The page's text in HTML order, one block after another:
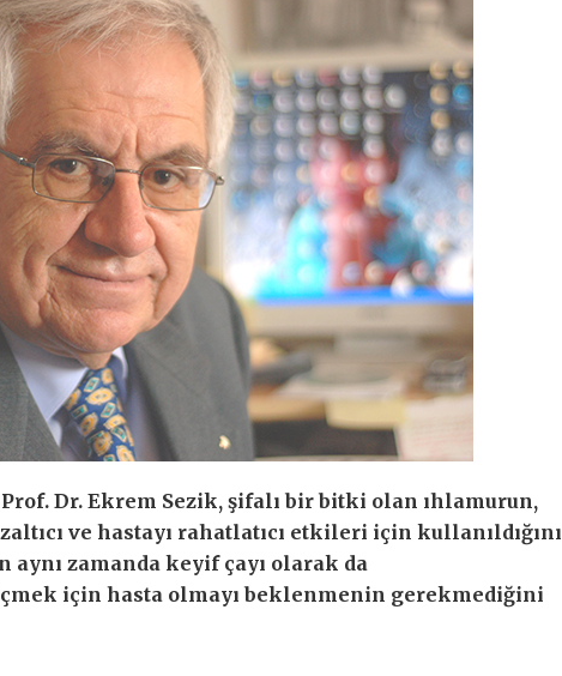
Dr. Ekrem Sezik, şifalı bir bitki olan ıhlamurun,
ve hastayı rahatlatıcı etkileri için kullanıldığını
aynı zamanda keyif çayı olarak da
için hasta olmayı beklenmenin gerekmediğini